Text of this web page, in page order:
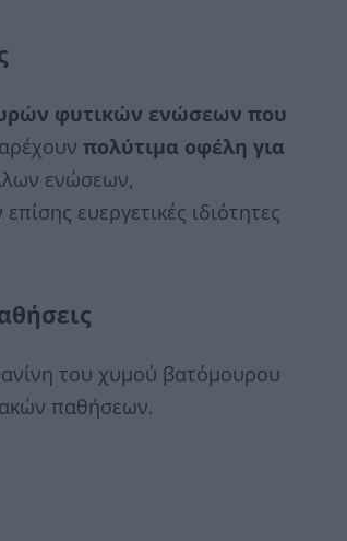
φυτικών ενώσεων που
πολύτιμα οφέλη για
ενώσεων,
ευεργετικές ιδιότητες
του χυμού βατόμουρου
παθήσεων.